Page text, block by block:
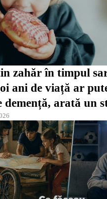
zahăr în timpul
ani de viață ar
demență, arată un